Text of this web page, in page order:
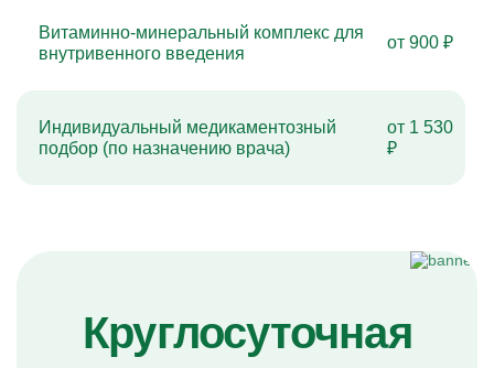
Витаминно-минеральный комплекс для
внутривенного введения
от 900 ₽
Индивидуальный медикаментозный
подбор (по назначению врача)
от 1 530
₽
Круглосуточная